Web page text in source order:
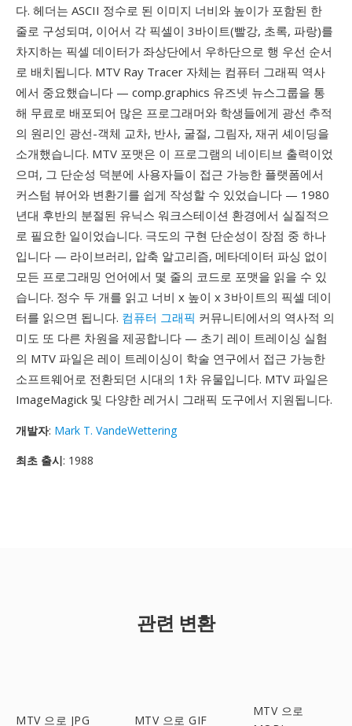
다. 헤더는 ASCII 정수로 된 이미지 너비와 높이가 포함된 한
줄로 구성되며, 이어서 각 픽셀이 3바이트(빨강, 초록, 파랑)를
차지하는 픽셀 데이터가 좌상단에서 우하단으로 행 우선 순서
로 배치됩니다. MTV Ray Tracer 자체는 컴퓨터 그래픽 역사
에서 중요했습니다 — comp.graphics 유즈넷 뉴스그룹을 통
해 무료로 배포되어 많은 프로그래머와 학생들에게 광선 추적
의 원리인 광선-객체 교차, 반사, 굴절, 그림자, 재귀 셰이딩을
소개했습니다. MTV 포맷은 이 프로그램의 네이티브 출력이었
으며, 그 단순성 덕분에 사용자들이 접근 가능한 플랫폼에서
커스텀 뷰어와 변환기를 쉽게 작성할 수 있었습니다 — 1980
년대 후반의 분절된 유닉스 워크스테이션 환경에서 실질적으
로 필요한 일이었습니다. 극도의 구현 단순성이 장점 중 하나
입니다 — 라이브러리, 압축 알고리즘, 메타데이터 파싱 없이
모든 프로그래밍 언어에서 몇 줄의 코드로 포맷을 읽을 수 있
습니다. 정수 두 개를 읽고 너비 x 높이 x 3바이트의 픽셀 데이
터를 읽으면 됩니다. 컴퓨터 그래픽 커뮤니티에서의 역사적 의
미도 또 다른 차원을 제공합니다 — 초기 레이 트레이싱 실험
의 MTV 파일은 레이 트레이싱이 학술 연구에서 접근 가능한
소프트웨어로 전환되던 시대의 1차 유물입니다. MTV 파일은
ImageMagick 및 다양한 레거시 그래픽 도구에서 지원됩니다.
개발자: Mark T. VandeWettering
최초 출시: 1988
관련 변환
MTV 으로 JPG MTV 으로 GIF
MTV 으로